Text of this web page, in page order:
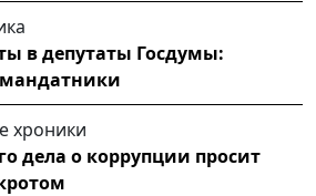
в депутаты Госдумы:
хроники
дела о коррупции просит